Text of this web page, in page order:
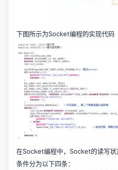
下图所示为Socket编程的实现代码
在Socket编程中，Socket的读写
条件分为以下四条：